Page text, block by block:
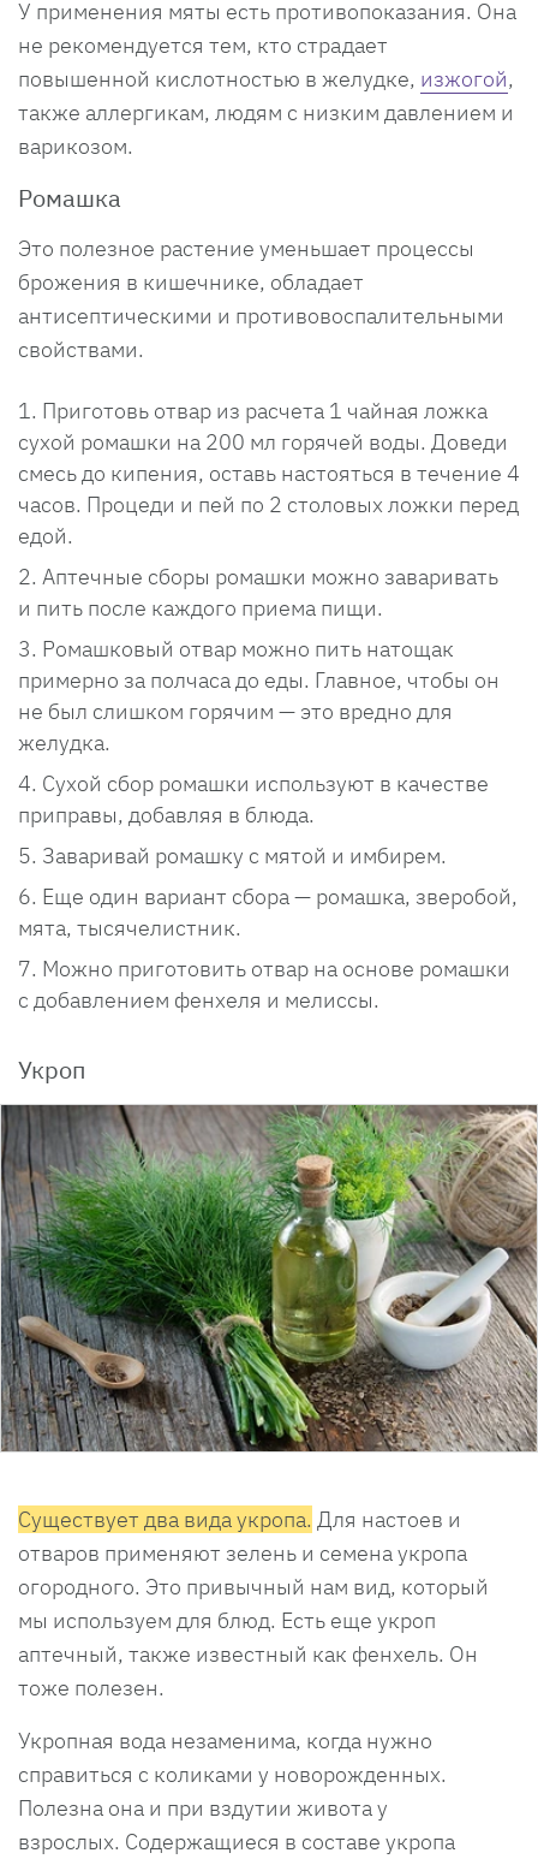
У применения мяты есть противопоказания. Она
не рекомендуется тем, кто страдает
повышенной кислотностью в желудке, изжогой,
также аллергикам, людям с низким давлением и
варикозом.
Ромашка
Это полезное растение уменьшает процессы
брожения в кишечнике, обладает
антисептическими и противовоспалительными
свойствами.
Приготовь отвар из расчета 1 чайная ложка
сухой ромашки на 200 мл горячей воды. Доведи
смесь до кипения, оставь настояться в течение 4
часов. Процеди и пей по 2 столовых ложки перед
едой.
Аптечные сборы ромашки можно заваривать
и пить после каждого приема пищи.
Ромашковый отвар можно пить натощак
примерно за полчаса до еды. Главное, чтобы он
не был слишком горячим — это вредно для
желудка.
Сухой сбор ромашки используют в качестве
приправы, добавляя в блюда.
Заваривай ромашку с мятой и имбирем.
Еще один вариант сбора — ромашка, зверобой,
мята, тысячелистник.
Можно приготовить отвар на основе ромашки
с добавлением фенхеля и мелиссы.
Укроп
Существует два вида укропа. Для настоев и
отваров применяют зелень и семена укропа
огородного. Это привычный нам вид, который
мы используем для блюд. Есть еще укроп
аптечный, также известный как фенхель. Он
тоже полезен.
Укропная вода незаменима, когда нужно
справиться с коликами у новорожденных.
Полезна она и при вздутии живота у
взрослых. Содержащиеся в составе укропа